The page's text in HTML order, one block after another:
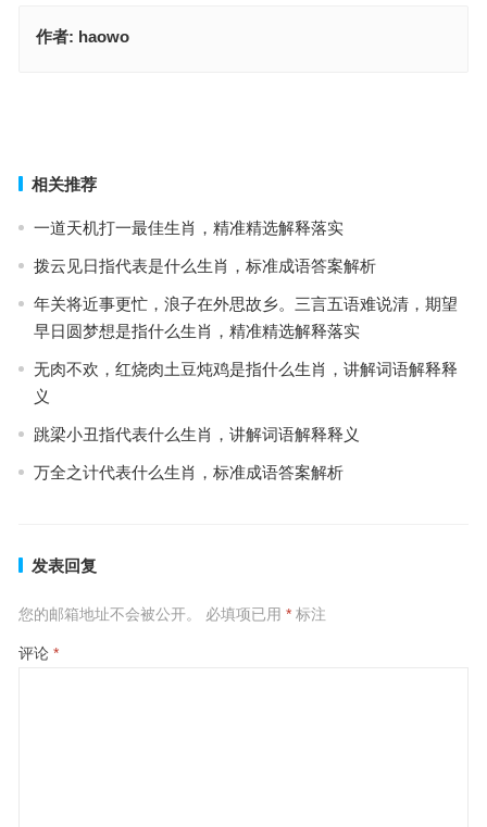
作者: haowo
相关推荐
一道天机打一最佳生肖，精准精选解释落实
拨云见日指代表是什么生肖，标准成语答案解析
年关将近事更忙，浪子在外思故乡。三言五语难说清，期望
早日圆梦想是指什么生肖，精准精选解释落实
无肉不欢，红烧肉土豆炖鸡是指什么生肖，讲解词语解释释
义
跳梁小丑指代表什么生肖，讲解词语解释释义
万全之计代表什么生肖，标准成语答案解析
发表回复
您的邮箱地址不会被公开。 必填项已用 *标注
评论 *